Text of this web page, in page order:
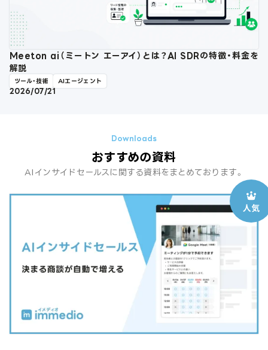
Meeton ai（ミートン エーアイ）とは？AI SDRの特徴・料金を
解説
ツール・技術 AIエージェント
2026/07/21
おすすめの資料
AIインサイドセールスに関する資料をまとめております。